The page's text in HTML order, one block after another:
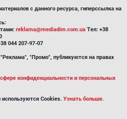
с данного ресурса, гиперссылка на
reklama@mediadim.com.ua Тел: +38
044 207-97-07
"Промо", публикуются на правах
конфиденциальности и персональных
Cookies. Узнать больше.